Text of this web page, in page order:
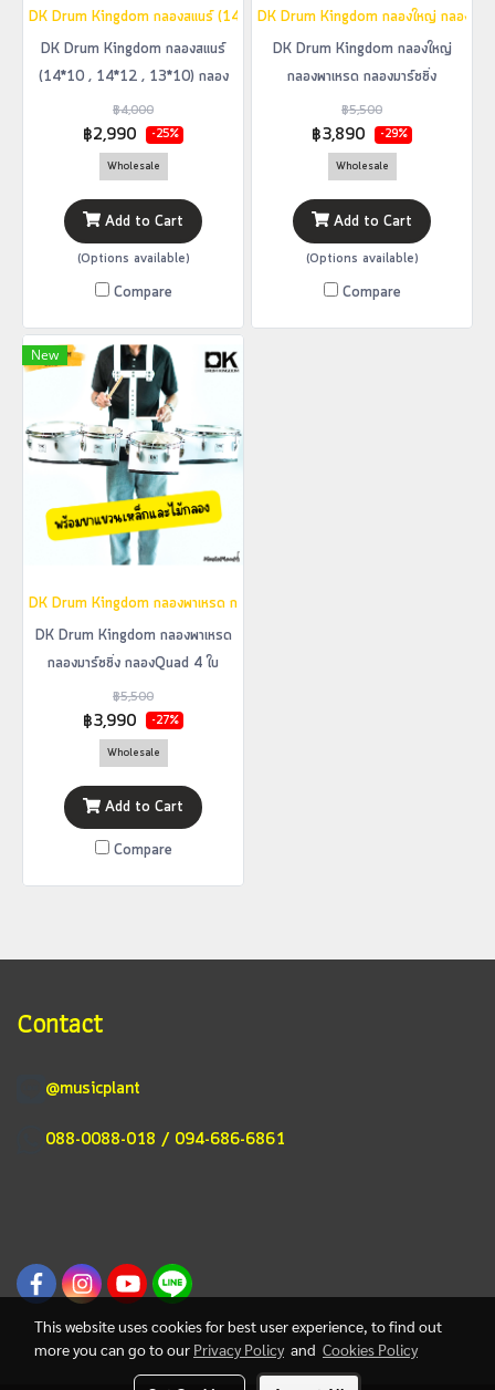
DK Drum Kingdom กลองสแนร์ (14*10 , 14*12 , 13*10) กลองพาเหรด กลองม
DK Drum Kingdom กลองสแนร์
(14*10 , 14*12 , 13*10) กลอง
พาเหรด กลองมาร์ชชิ่ง Marching
Snare Drum มีหลายขนาดเลือกได้
฿4,000
฿2,990 -25%
Wholesale
Add to Cart
(Options available)
Compare
DK Drum Kingdom กลองใหญ่ กลองพาเ
DK Drum Kingdom กลองใหญ่
กลองพาเหรด กลองมาร์ชชิ่ง
Marching Bass Drum มีหลายขนาด
เลือกได้
฿5,500
฿3,890 -29%
Wholesale
Add to Cart
(Options available)
Compare
New
DK Drum Kingdom กลองพาเหรด กลองมาร์ชชิ่ง กลองQuad 4 ใบ
DK Drum Kingdom กลองพาเหรด
กลองมาร์ชชิ่ง กลองQuad 4 ใบ
฿5,500
฿3,990 -27%
Wholesale
Add to Cart
Compare
Contact
@musicplant
088-0088-018 / 094-686-6861
This website uses cookies for best user experience, to find out
more you can go to our Privacy Policyand Cookies Policy